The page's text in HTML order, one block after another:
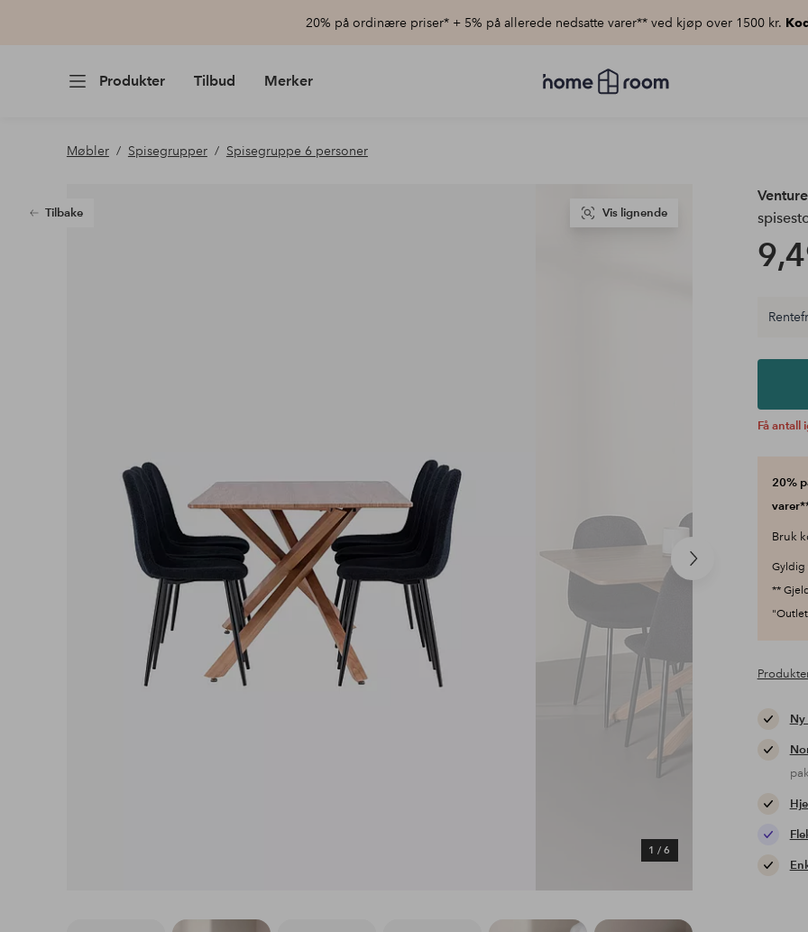
20% på ordinære priser* + 5% på allerede nedsatte varer** ved kjøp over 1500 kr.
Produkter Tilbud Merker
Homeroom
–
Møbler Spisegrupper Spisegruppe 6 personer
Tilbake
Neste
produkt
1 / 6
Vis lignende
Få antall
20%
Bruk
Gyldig
**
Ny